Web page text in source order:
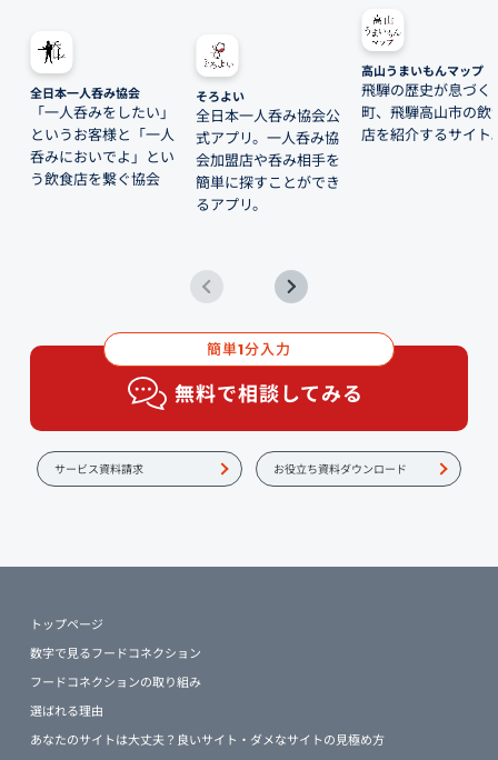
全日本一人呑み協会
「一人呑みをしたい」
というお客様と「一人
呑みにおいでよ」とい
う飲食店を繋ぐ協会
そろよい
全日本一人呑み協会公
式アプリ。一人呑み協
会加盟店や呑み相手を
簡単に探すことができ
るアプリ。
高山うまいもんマップ
飛騨の歴史が息づく
町、飛騨高山市の飲
店を紹介するサイト
簡単1分入力
無料で相談してみる
サービス資料請求 お役立ち資料ダウンロード
トップページ
数字で見るフードコネクション
フードコネクションの取り組み
選ばれる理由
あなたのサイトは大丈夫？良いサイト・ダメなサイトの見極め方